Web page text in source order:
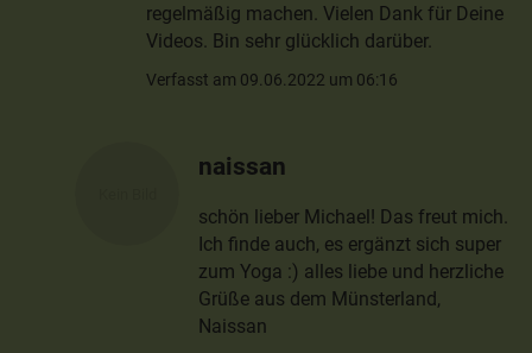
regelmäßig machen. Vielen Dank für Deine
Videos. Bin sehr glücklich darüber.
Verfasst am 09.06.2022 um 06:16
naissan
schön lieber Michael! Das freut mich.
Ich finde auch, es ergänzt sich super
zum Yoga :) alles liebe und herzliche
Grüße aus dem Münsterland,
Naissan